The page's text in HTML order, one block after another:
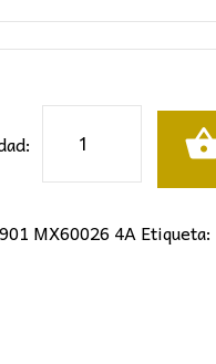
diseño
cantidad
901 MX60026 4AEtiqueta: